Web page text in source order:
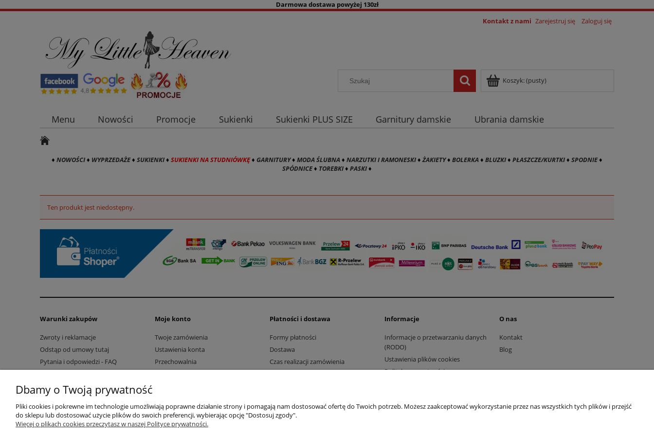
Darmowa dostawa powyżej 130zł
Kontakt z nami Zarejestruj się Zaloguj się
Koszyk:(pusty)
Menu Nowości Promocje Sukienki Sukienki PLUS SIZE Garnitury damskie
Ubrania damskie
♦ NOWOŚCI♦ WYPRZEDAŻE♦ SUKIENKI♦ SUKIENKI NA STUDNIÓWKĘ♦ GARNITURY♦ MODA ŚLUBNA♦ NARZUTKI I RAMONESKI♦ŻAKIETY♦ BOLERKA♦ BLUZKI♦ PŁASZCZE/KURTKI♦ SPODNIE♦
SPÓDNICE♦ TOREBKI♦ PASKI♦
Ten produkt jest niedostępny.
Warunki zakupów
Zwroty i reklamacje
Odstąp od umowy tutaj
Pytania i odpowiedzi - FAQ
Moje konto
Twoje zamówienia
Ustawienia konta
Przechowalnia
Płatności i dostawa
Formy płatności
Dostawa
Czas realizacji zamówienia
Informacje
Informacje o przetwarzaniu danych
(RODO)
Ustawienia plików cookies
Polityka prywatności
O nas
Kontakt
Blog
Sklep internetowy Shoper.pl
Dbamy o Twoją prywatność
Pliki cookies i pokrewne im technologie umożliwiają poprawne działanie strony i pomagają nam dostosować ofertę do Twoich potrzeb. Możesz zaakceptować wykorzystanie przez nas wszystkich tych plików i przejść
do sklepu lub dostosować użycie plików do swoich preferencji, wybierając opcję "Dostosuj zgody".
Więcej o plikach cookies przeczytasz w naszej Polityce prywatności.